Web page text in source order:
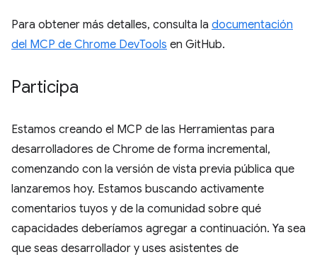
Para obtener más detalles, consulta la documentación
del MCP de Chrome DevTools en GitHub.
Participa
Estamos creando el MCP de las Herramientas para
desarrolladores de Chrome de forma incremental,
comenzando con la versión de vista previa pública que
lanzaremos hoy. Estamos buscando activamente
comentarios tuyos y de la comunidad sobre qué
capacidades deberíamos agregar a continuación. Ya sea
que seas desarrollador y uses asistentes de